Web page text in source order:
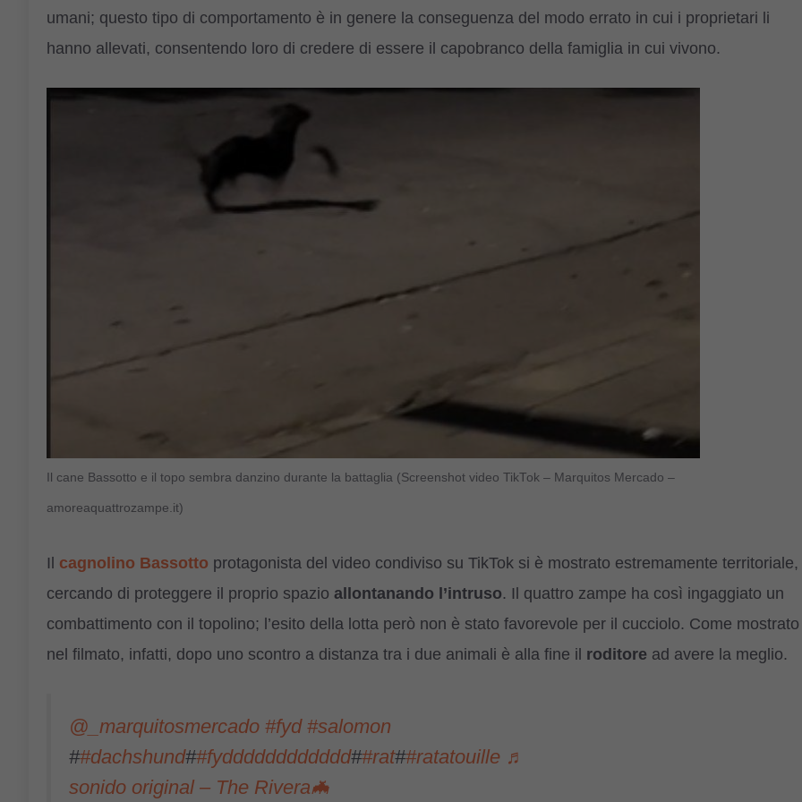
umani; questo tipo di comportamento è in genere la conseguenza del modo errato in cui i proprietari li
hanno allevati, consentendo loro di credere di essere il capobranco della famiglia in cui vivono.
Il cane Bassotto e il topo sembra danzino durante la battaglia (Screenshot video TikTok – Marquitos Mercado –
amoreaquattrozampe.it)
Il cagnolino Bassotto protagonista del video condiviso su TikTok si è mostrato estremamente territoriale,
cercando di proteggere il proprio spazio allontanando l’intruso. Il quattro zampe ha così ingaggiato un
combattimento con il topolino; l’esito della lotta però non è stato favorevole per il cucciolo. Come mostrato
nel filmato, infatti, dopo uno scontro a distanza tra i due animali è alla fine il roditore ad avere la meglio.
@_marquitosmercado #fyd #salomon
##dachshund##fydddddddddddd##rat##ratatouille ♬
sonido original – The Rivera🦇